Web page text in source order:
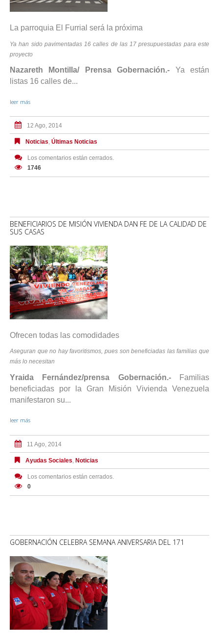
La parroquia El Furrial será la próxima
Ya han sido pavimentadas 16 calles de las 17 presupuestadas para este
proyecto
Nazareth Montilla/ Prensa Gobernación.- Ya están
listas 16 calles de...
leer más
12 Ago, 2014
Noticias, Últimas Noticias
Los comentarios están cerrados.
1746
BENEFICIARIOS DE MISIÓN VIVIENDA DAN FE DE LA CALIDAD DE
SUS CASAS
Ofrecen todas las comodidades
Aseguran que no hay favoritismos, pues son beneficiadas las familias que
más lo necesitan
Yraida Fernández/prensa Gobernación.-
Familias
beneficiadas por la Gran Misión Vivienda Venezuela
manifestaron su...
leer más
11 Ago, 2014
Ayudas Sociales, Noticias
Los comentarios están cerrados.
0
GOBERNACIÓN CELEBRA SEMANA ANIVERSARIA DEL 171